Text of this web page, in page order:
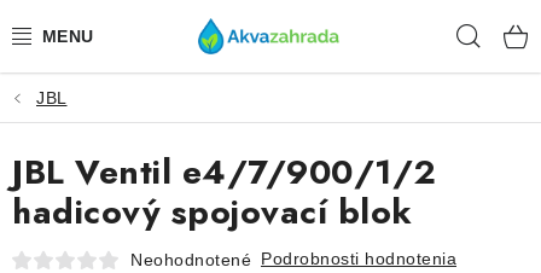
na
TECHNIKA
HNOJIVÁ
VODA
JBL
JBL Ventil e4/7/900/1/2
hadicový spojovací blok
Neohodnotené Podrobnosti hodnotenia